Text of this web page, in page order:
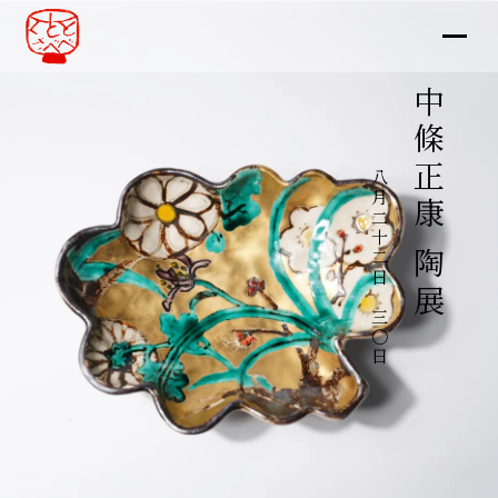
中條正康 陶展
八月二十二日～三〇日